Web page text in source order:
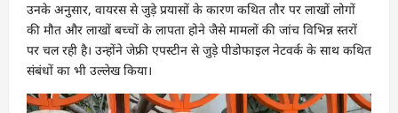
उनके अनुसार, वायरस से जुड़े प्रयासों के कारण कथित तौर पर लाखों लोगों
की मौत और लाखों बच्चों के लापता होने जैसे मामलों की जांच विभिन्न स्तरों
पर चल रही है। उन्होंने जेफ्री एपस्टीन से जुड़े पीडोफाइल नेटवर्क के साथ कथित
संबंधों का भी उल्लेख किया।